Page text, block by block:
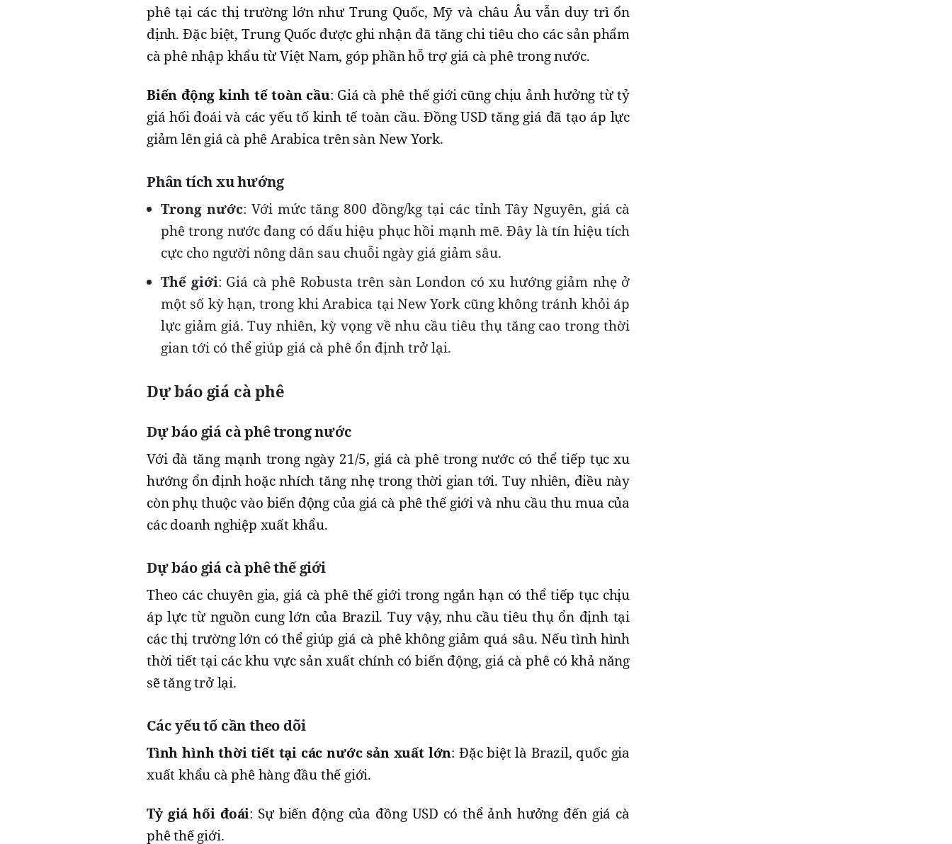
phê tại các thị trường lớn như Trung Quốc, Mỹ và châu Âu vẫn duy trì ổn
định. Đặc biệt, Trung Quốc được ghi nhận đã tăng chi tiêu cho các sản phẩm
cà phê nhập khẩu từ Việt Nam, góp phần hỗ trợ giá cà phê trong nước.
Biến động kinh tế toàn cầu: Giá cà phê thế giới cũng chịu ảnh hưởng từ tỷ
giá hối đoái và các yếu tố kinh tế toàn cầu. Đồng USD tăng giá đã tạo áp lực
giảm lên giá cà phê Arabica trên sàn New York.
Phân tích xu hướng
Trong nước: Với mức tăng 800 đồng/kg tại các tỉnh Tây Nguyên, giá cà
phê trong nước đang có dấu hiệu phục hồi mạnh mẽ. Đây là tín hiệu tích
cực cho người nông dân sau chuỗi ngày giá giảm sâu.
Thế giới: Giá cà phê Robusta trên sàn London có xu hướng giảm nhẹ ở
một số kỳ hạn, trong khi Arabica tại New York cũng không tránh khỏi áp
lực giảm giá. Tuy nhiên, kỳ vọng về nhu cầu tiêu thụ tăng cao trong thời
gian tới có thể giúp giá cà phê ổn định trở lại.
Dự báo giá cà phê
Dự báo giá cà phê trong nước
Với đà tăng mạnh trong ngày 21/5, giá cà phê trong nước có thể tiếp tục xu
hướng ổn định hoặc nhích tăng nhẹ trong thời gian tới. Tuy nhiên, điều này
còn phụ thuộc vào biến động của giá cà phê thế giới và nhu cầu thu mua của
các doanh nghiệp xuất khẩu.
Dự báo giá cà phê thế giới
Theo các chuyên gia, giá cà phê thế giới trong ngắn hạn có thể tiếp tục chịu
áp lực từ nguồn cung lớn của Brazil. Tuy vậy, nhu cầu tiêu thụ ổn định tại
các thị trường lớn có thể giúp giá cà phê không giảm quá sâu. Nếu tình hình
thời tiết tại các khu vực sản xuất chính có biến động, giá cà phê có khả năng
sẽ tăng trở lại.
Các yếu tố cần theo dõi
Tình hình thời tiết tại các nước sản xuất lớn: Đặc biệt là Brazil, quốc gia
xuất khẩu cà phê hàng đầu thế giới.
Tỷ giá hối đoái: Sự biến động của đồng USD có thể ảnh hưởng đến giá cà
phê thế giới.